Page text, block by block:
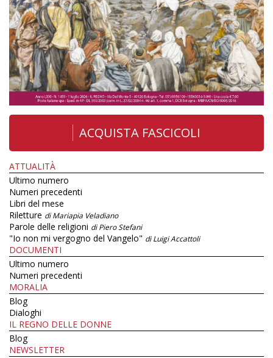
ACQUISTA FASCICOLI
ATTUALITÀ
Ultimo numero
Numeri precedenti
Libri del mese
Riletture di Mariapia Veladiano
Parole delle religioni di Piero Stefani
"Io non mi vergogno del Vangelo" di Luigi Accattoli
DOCUMENTI
Ultimo numero
Numeri precedenti
MORALIA
Blog
Dialoghi
IL REGNO DELLE DONNE
Blog
NEWSLETTER